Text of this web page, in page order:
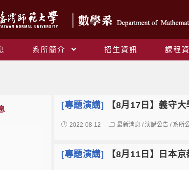
系所簡介 招生資訊 課程
[專題演講] 【8月17日】義守
2022-08-12 最新消息 / 演講公告 / 系所
[專題演講] 【8月11日】日本